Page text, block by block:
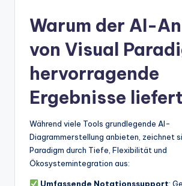
Warum der AI-
von Visual
hervorragende
Ergebnisse liefert
Während viele Tools grundlegende AI-
Diagrammerstellung anbieten, zeichnet
Paradigm durch Tiefe, Flexibilität und
Ökosystemintegration aus:
Umfassende Notationssupport: